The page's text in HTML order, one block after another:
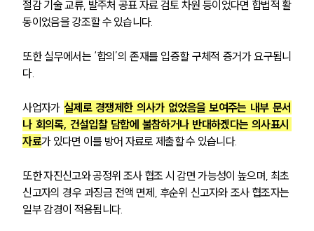
절감 기술 교류, 발주처 공표 자료 검토 차원 등이었다면 합법적 활
동이었음을 강조할 수 있습니다.
또한 실무에서는 ‘합의’의 존재를 입증할 구체적 증거가 요구됩니
다.
사업자가 실제로 경쟁제한 의사가 없었음을 보여주는 내부 문서
나 회의록, 건설입찰 담합에 불참하거나 반대하겠다는 의사표시
자료가 있다면 이를 방어 자료로 제출할 수 있습니다.
또한 자진신고와 공정위 조사 협조 시 감면 가능성이 높으며, 최초
신고자의 경우 과징금 전액 면제, 후순위 신고자와 조사 협조자는
일부 감경이 적용됩니다.